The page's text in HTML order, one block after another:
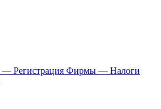
— Регистрация Фирмы — Налоги